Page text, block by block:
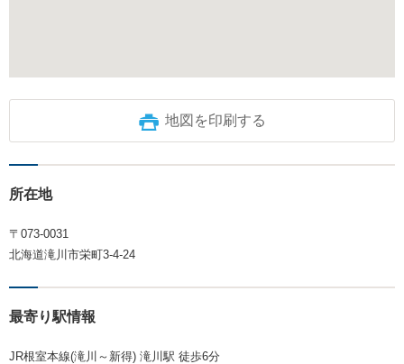
地図を印刷する
所在地
〒073-0031
北海道滝川市栄町3-4-24
最寄り駅情報
JR根室本線(滝川～新得) 滝川駅 徒歩6分